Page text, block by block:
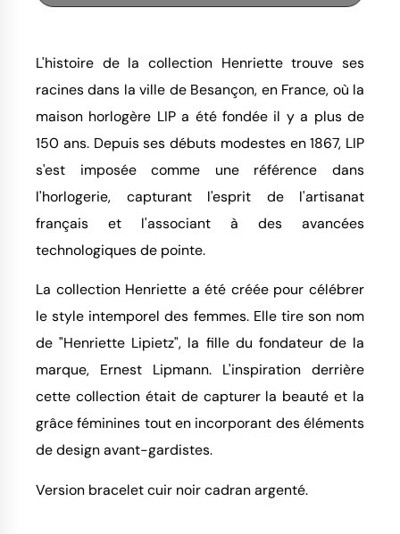
L'histoire de la collection Henriette trouve ses
racines dans la ville de Besançon, en France, où la
maison horlogère LIP a été fondée il y a plus de
150 ans. Depuis ses débuts modestes en 1867, LIP
s'est imposée comme une référence dans
l'horlogerie, capturant l'esprit de l'artisanat
français et l'associant à des avancées
technologiques de pointe.
La collection Henriette a été créée pour célébrer
le style intemporel des femmes. Elle tire son nom
de "Henriette Lipietz", la fille du fondateur de la
marque, Ernest Lipmann. L'inspiration derrière
cette collection était de capturer la beauté et la
grâce féminines tout en incorporant des éléments
de design avant-gardistes.
Version bracelet cuir noir cadran argenté.